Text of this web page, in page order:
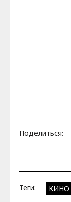
Поделиться:
Теги: КИНО